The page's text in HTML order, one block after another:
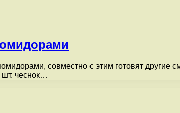
совместно с этим готовят другие
шт. чеснок…